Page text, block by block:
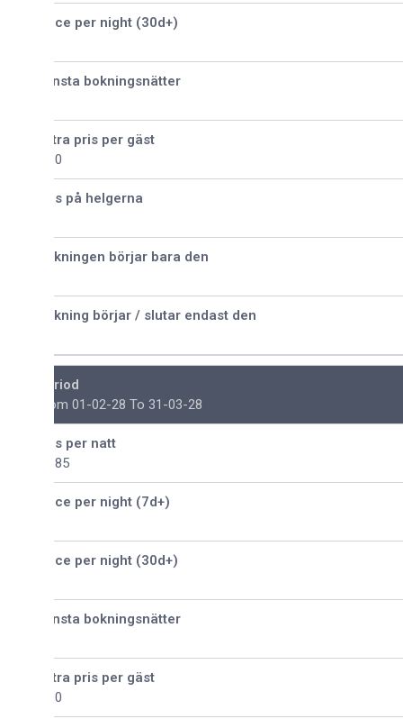
per night (30d+)
bokningsnätter
pris per gäst
på helgerna
börjar bara den
börjar / slutar endast den
01-02-28 To 31-03-28
per natt
per night (7d+)
per night (30d+)
bokningsnätter
pris per gäst